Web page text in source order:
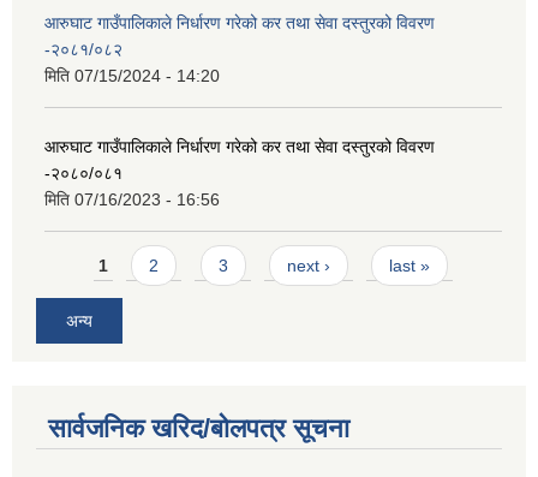
आरुघाट गाउँपालिकाले निर्धारण गरेको कर तथा सेवा दस्तुरको विवरण
-२०८१/०८२
मिति 07/15/2024 - 14:20
आरुघाट गाउँपालिकाले निर्धारण गरेको कर तथा सेवा दस्तुरको विवरण
-२०८०/०८१
मिति 07/16/2023 - 16:56
Pages
1 2 3 next › last »
अन्य
सार्वजनिक खरिद/बोलपत्र सूचना